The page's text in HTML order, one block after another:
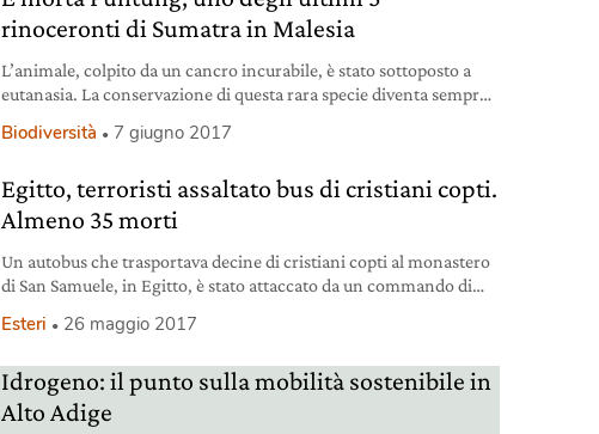
rinoceronti di Sumatra in Malesia
L’animale, colpito da un cancro incurabile, è stato sottoposto a
eutanasia. La conservazione di questa rara specie diventa sempre
Biodiversità 7 giugno 2017
Egitto, terroristi assaltato bus di cristiani copti.
Almeno 35 morti
Un autobus che trasportava decine di cristiani copti al monastero
di San Samuele, in Egitto, è stato attaccato da un commando di
Esteri 26 maggio 2017
Idrogeno: il punto sulla mobilità sostenibile in
Alto Adige